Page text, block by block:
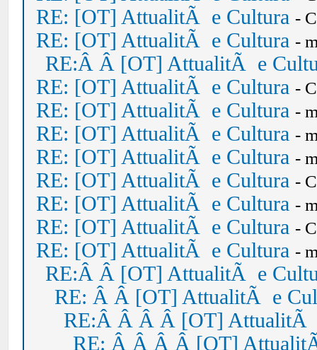
RE: [OT] AttualitÃ e Cultura -
RE: [OT] AttualitÃ e Cultura -
RE:Â Â [OT] AttualitÃ e
RE: [OT] AttualitÃ e Cultura -
RE: [OT] AttualitÃ e Cultura -
RE: [OT] AttualitÃ e Cultura -
RE: [OT] AttualitÃ e Cultura -
RE: [OT] AttualitÃ e Cultura -
RE: [OT] AttualitÃ e Cultura -
RE: [OT] AttualitÃ e Cultura -
RE: [OT] AttualitÃ e Cultura -
RE:Â Â [OT] AttualitÃ e
RE: Â Â [OT] AttualitÃ e
RE:Â Â Â Â [OT] AttualitÃ
RE: Â Â Â Â [OT]